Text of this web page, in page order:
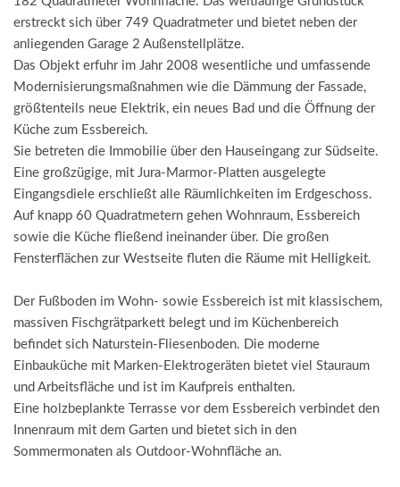
erstreckt sich über 749 Quadratmeter und bietet neben der
anliegenden Garage 2 Außenstellplätze.
Das Objekt erfuhr im Jahr 2008 wesentliche und umfassende
Modernisierungsmaßnahmen wie die Dämmung der Fassade,
größtenteils neue Elektrik, ein neues Bad und die Öffnung der
Küche zum Essbereich.
Sie betreten die Immobilie über den Hauseingang zur Südseite.
Eine großzügige, mit Jura-Marmor-Platten ausgelegte
Eingangsdiele erschließt alle Räumlichkeiten im Erdgeschoss.
Auf knapp 60 Quadratmetern gehen Wohnraum, Essbereich
sowie die Küche fließend ineinander über. Die großen
Fensterflächen zur Westseite fluten die Räume mit Helligkeit.
Der Fußboden im Wohn- sowie Essbereich ist mit klassischem,
massiven Fischgrätparkett belegt und im Küchenbereich
befindet sich Naturstein-Fliesenboden. Die moderne
Einbauküche mit Marken-Elektrogeräten bietet viel Stauraum
und Arbeitsfläche und ist im Kaufpreis enthalten.
Eine holzbeplankte Terrasse vor dem Essbereich verbindet den
Innenraum mit dem Garten und bietet sich in den
Sommermonaten als Outdoor-Wohnfläche an.